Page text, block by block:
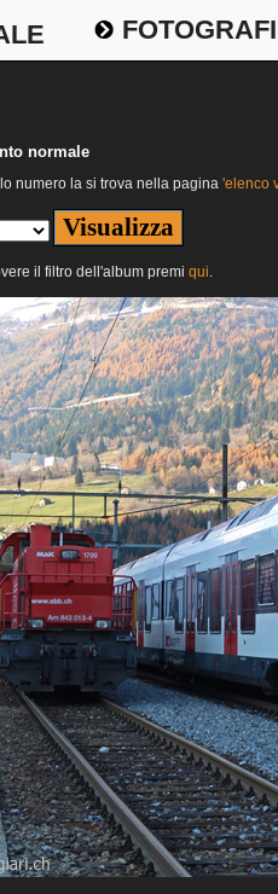
normale
numero la si trova nella pagina 'elenco
il filtro dell'album premi qui.